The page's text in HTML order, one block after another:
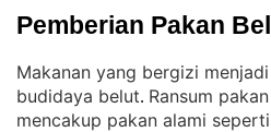
Pemberian Pakan
Makanan yang bergizi
budidaya belut. Ransum
mencakup pakan alami